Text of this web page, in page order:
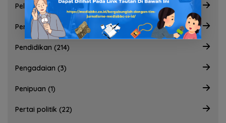
Pelecehan seksual (4)
Pemerintahaan (602)
Pendidikan (214)
Pengadaian (3)
Penipuan (1)
Pertai politik (22)